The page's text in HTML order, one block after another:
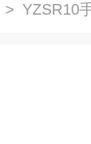
> YZSR10